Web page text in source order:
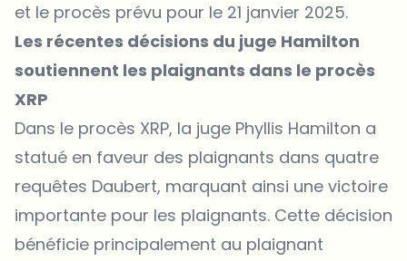
et le procès prévu pour le 21 janvier 2025.
Les récentes décisions du juge Hamilton
soutiennent les plaignants dans le procès
XRP
Dans le procès XRP, la juge Phyllis Hamilton a
statué en faveur des plaignants dans quatre
requêtes Daubert, marquant ainsi une victoire
importante pour les plaignants. Cette décision
bénéficie principalement au plaignant